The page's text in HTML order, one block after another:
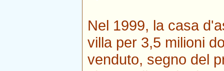
Nel 1999, la casa
villa per 3,5 milioni
venduto, segno del